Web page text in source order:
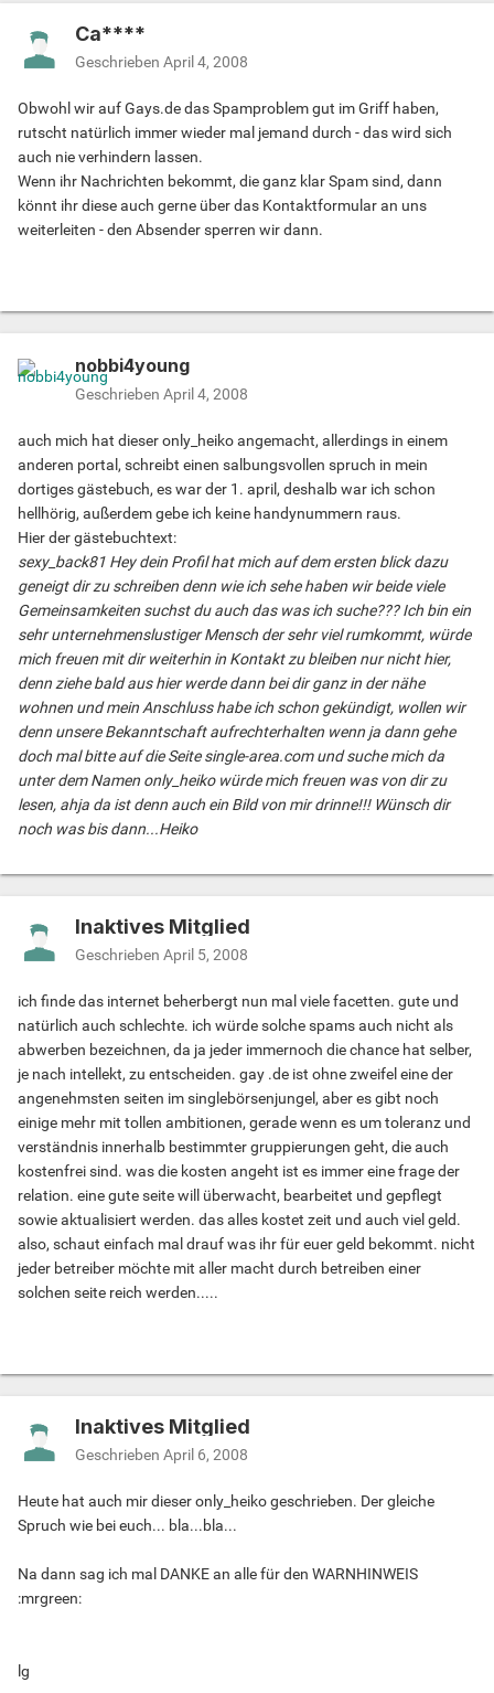
Ca****
Geschrieben April 4, 2008
Obwohl wir auf Gays.de das Spamproblem gut im Griff haben,
rutscht natürlich immer wieder mal jemand durch - das wird sich
auch nie verhindern lassen.
Wenn ihr Nachrichten bekommt, die ganz klar Spam sind, dann
könnt ihr diese auch gerne über das Kontaktformular an uns
weiterleiten - den Absender sperren wir dann.
nobbi4young
Geschrieben April 4, 2008
auch mich hat dieser only_heiko angemacht, allerdings in einem
anderen portal, schreibt einen salbungsvollen spruch in mein
dortiges gästebuch, es war der 1. april, deshalb war ich schon
hellhörig, außerdem gebe ich keine handynummern raus.
Hier der gästebuchtext:
sexy_back81 Hey dein Profil hat mich auf dem ersten blick dazu
geneigt dir zu schreiben denn wie ich sehe haben wir beide viele
Gemeinsamkeiten suchst du auch das was ich suche??? Ich bin ein
sehr unternehmenslustiger Mensch der sehr viel rumkommt, würde
mich freuen mit dir weiterhin in Kontakt zu bleiben nur nicht hier,
denn ziehe bald aus hier werde dann bei dir ganz in der nähe
wohnen und mein Anschluss habe ich schon gekündigt, wollen wir
denn unsere Bekanntschaft aufrechterhalten wenn ja dann gehe
doch mal bitte auf die Seite single-area.com und suche mich da
unter dem Namen only_heiko würde mich freuen was von dir zu
lesen, ahja da ist denn auch ein Bild von mir drinne!!! Wünsch dir
noch was bis dann...Heiko
Inaktives Mitglied
Geschrieben April 5, 2008
ich finde das internet beherbergt nun mal viele facetten. gute und
natürlich auch schlechte. ich würde solche spams auch nicht als
abwerben bezeichnen, da ja jeder immernoch die chance hat selber,
je nach intellekt, zu entscheiden. gay .de ist ohne zweifel eine der
angenehmsten seiten im singlebörsenjungel, aber es gibt noch
einige mehr mit tollen ambitionen, gerade wenn es um toleranz und
verständnis innerhalb bestimmter gruppierungen geht, die auch
kostenfrei sind. was die kosten angeht ist es immer eine frage der
relation. eine gute seite will überwacht, bearbeitet und gepflegt
sowie aktualisiert werden. das alles kostet zeit und auch viel geld.
also, schaut einfach mal drauf was ihr für euer geld bekommt. nicht
jeder betreiber möchte mit aller macht durch betreiben einer
solchen seite reich werden.....
Inaktives Mitglied
Geschrieben April 6, 2008
Heute hat auch mir dieser only_heiko geschrieben. Der gleiche
Spruch wie bei euch... bla...bla...
Na dann sag ich mal DANKE an alle für den WARNHINWEIS
:mrgreen:
lg